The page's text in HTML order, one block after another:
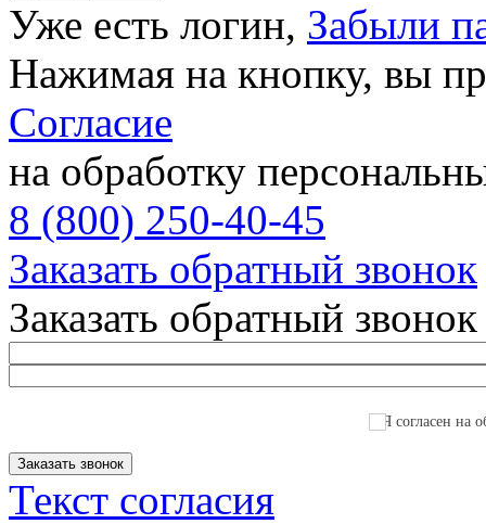
Уже есть логин, Забыли
Нажимая на кнопку, вы
Согласие
на обработку
8 (800) 250-40-45
Заказать обратный звонок
Заказать обратный звонок
Я согласен на
Текст согласия